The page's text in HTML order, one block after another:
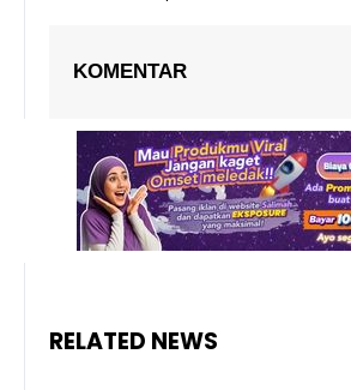
KOMENTAR
RELATED NEWS